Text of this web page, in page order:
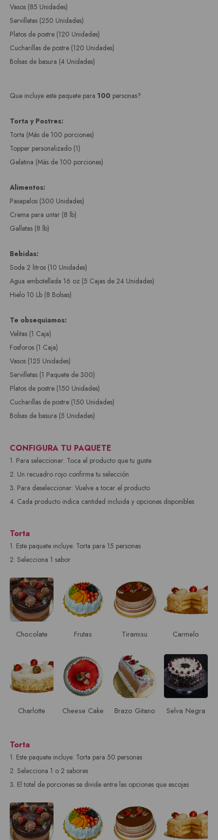
Vasos (85 Unidades)
Servilletas (250 Unidades)
Platos de postre (120 Unidades)
Cucharillas de postre (120 Unidades)
Bolsas de basura (4 Unidades)
Que incluye este paquete para 100 personas?
Torta y Postres:
Torta (Más de 100 porciones)
Topper personalizado (1)
Gelatina (Más de 100 porciones)
Alimentos:
Pasapalos (300 Unidades)
Crema para untar (8 lb)
Galletas (8 lb)
Bebidas:
Soda 2 litros (10 Unidades)
Agua embotellada 16 oz (5 Cajas de 24 Unidades)
Hielo 10 Lb (8 Bolsas)
Te obsequiamos:
Velitas (1 Caja)
Fosforos (1 Caja)
Vasos (125 Unidades)
Servilletas (1 Paquete de 300)
Platos de postre (150 Unidades)
Cucharillas de postre (150 Unidades)
Bolsas de basura (5 Unidades)
CONFIGURA TU PAQUETE
1. Para seleccionar: Toca el producto que tu guste
2. Un recuadro rojo confirma tu selección
3. Para deseleccionar: Vuelve a tocar el producto
4. Cada producto indica cantidad incluida y opciones disponibles
Torta
1. Este paquete incluye: Torta para 15 personas
2. Selecciona 1 sabor
Chocolate Frutas Tiramisu Carmelo
Charlotte Cheese Cake Brazo Gitano Selva Negra
Torta
1. Este paquete incluye: Torta para 50 personas
2. Selecciona 1 o 2 sabores
3. El total de porciones se divide entre las opciones que escojas